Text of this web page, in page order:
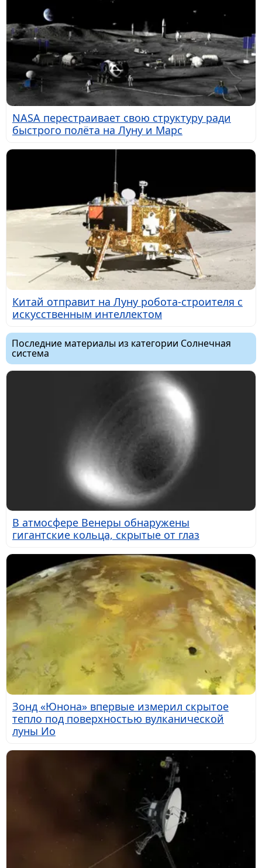
NASA перестраивает свою структуру ради
быстрого полёта на Луну и Марс
Китай отправит на Луну робота-строителя с
искусственным интеллектом
Последние материалы из категории Солнечная
система
В атмосфере Венеры обнаружены
гигантские кольца, скрытые от глаз
Зонд «Юнона» впервые измерил скрытое
тепло под поверхностью вулканической
луны Ио